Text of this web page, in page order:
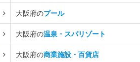
大阪府のプール
大阪府の温泉・スパリゾート
大阪府の商業施設・百貨店